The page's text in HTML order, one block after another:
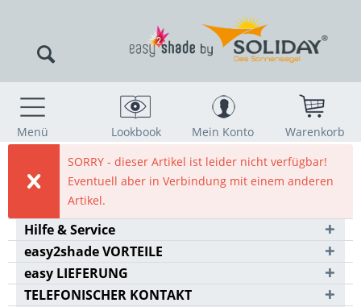
Menü Lookbook Mein Konto
Warenkorb
SORRY - dieser Artikel ist leider nicht verfügbar!
Eventuell aber in Verbindung mit einem anderen
Artikel.
Hilfe & Service
easy2shade VORTEILE
easy LIEFERUNG
TELEFONISCHER KONTAKT